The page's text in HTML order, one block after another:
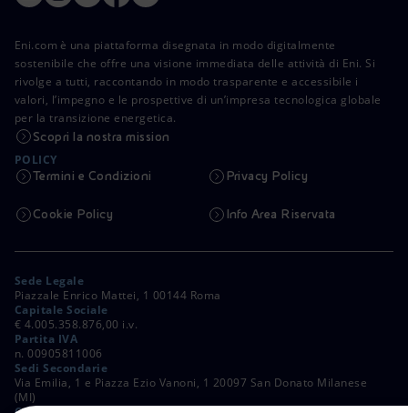
Eni.com è una piattaforma disegnata in modo digitalmente
sostenibile che offre una visione immediata delle attività di Eni. Si
rivolge a tutti, raccontando in modo trasparente e accessibile i
valori, l’impegno e le prospettive di un’impresa tecnologica globale
per la transizione energetica.
Scopri la nostra mission
POLICY
Termini e Condizioni Privacy Policy
Cookie Policy Info Area Riservata
Sede Legale
Piazzale Enrico Mattei, 1 00144 Roma
Capitale Sociale
€ 4.005.358.876,00 i.v.
Partita IVA
n. 00905811006
Sedi Secondarie
Via Emilia, 1 e Piazza Ezio Vanoni, 1 20097 San Donato Milanese
(MI)